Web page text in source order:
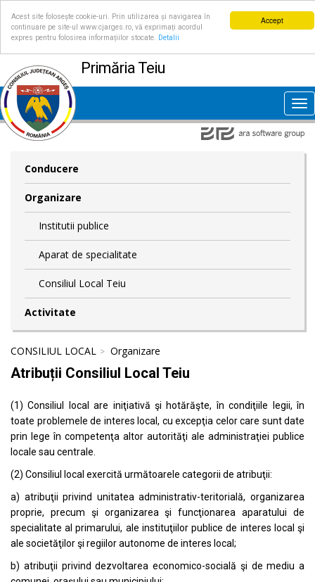
Accept
Acest site folosește cookie-uri. Prin utilizarea și navigarea în
continuare pe site-ul www.cjarges.ro, vă exprimați acordul
expres pentru folosirea informațiilor stocate.
Detalii
Primăria Teiu
Conducere
Organizare
Institutii publice
Aparat de specialitate
Consiliul Local Teiu
Activitate
CONSILIUL LOCAL Organizare
Atribuții Consiliul Local Teiu
(1) Consiliul local are iniţiativă şi hotărăşte, în condiţiile legii, în
toate problemele de interes local, cu excepţia celor care sunt date
prin lege în competenţa altor autorităţi ale administraţiei publice
locale sau centrale.
(2) Consiliul local exercită următoarele categorii de atribuţii:
a) atribuţii privind unitatea administrativ-teritorială, organizarea
proprie, precum şi organizarea şi funcţionarea aparatului de
specialitate al primarului, ale instituţiilor publice de interes local şi
ale societăţilor şi regiilor autonome de interes local;
b) atribuţii privind dezvoltarea economico-socială şi de mediu a